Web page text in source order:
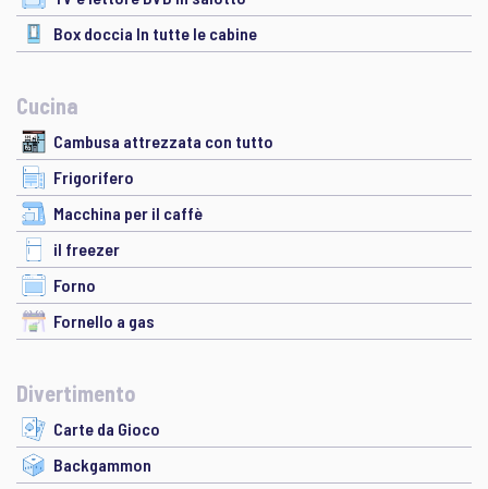
Box doccia In tutte le cabine
Cucina
Cambusa attrezzata con tutto
Frigorifero
Macchina per il caffè
il freezer
Forno
Fornello a gas
Divertimento
Carte da Gioco
Backgammon